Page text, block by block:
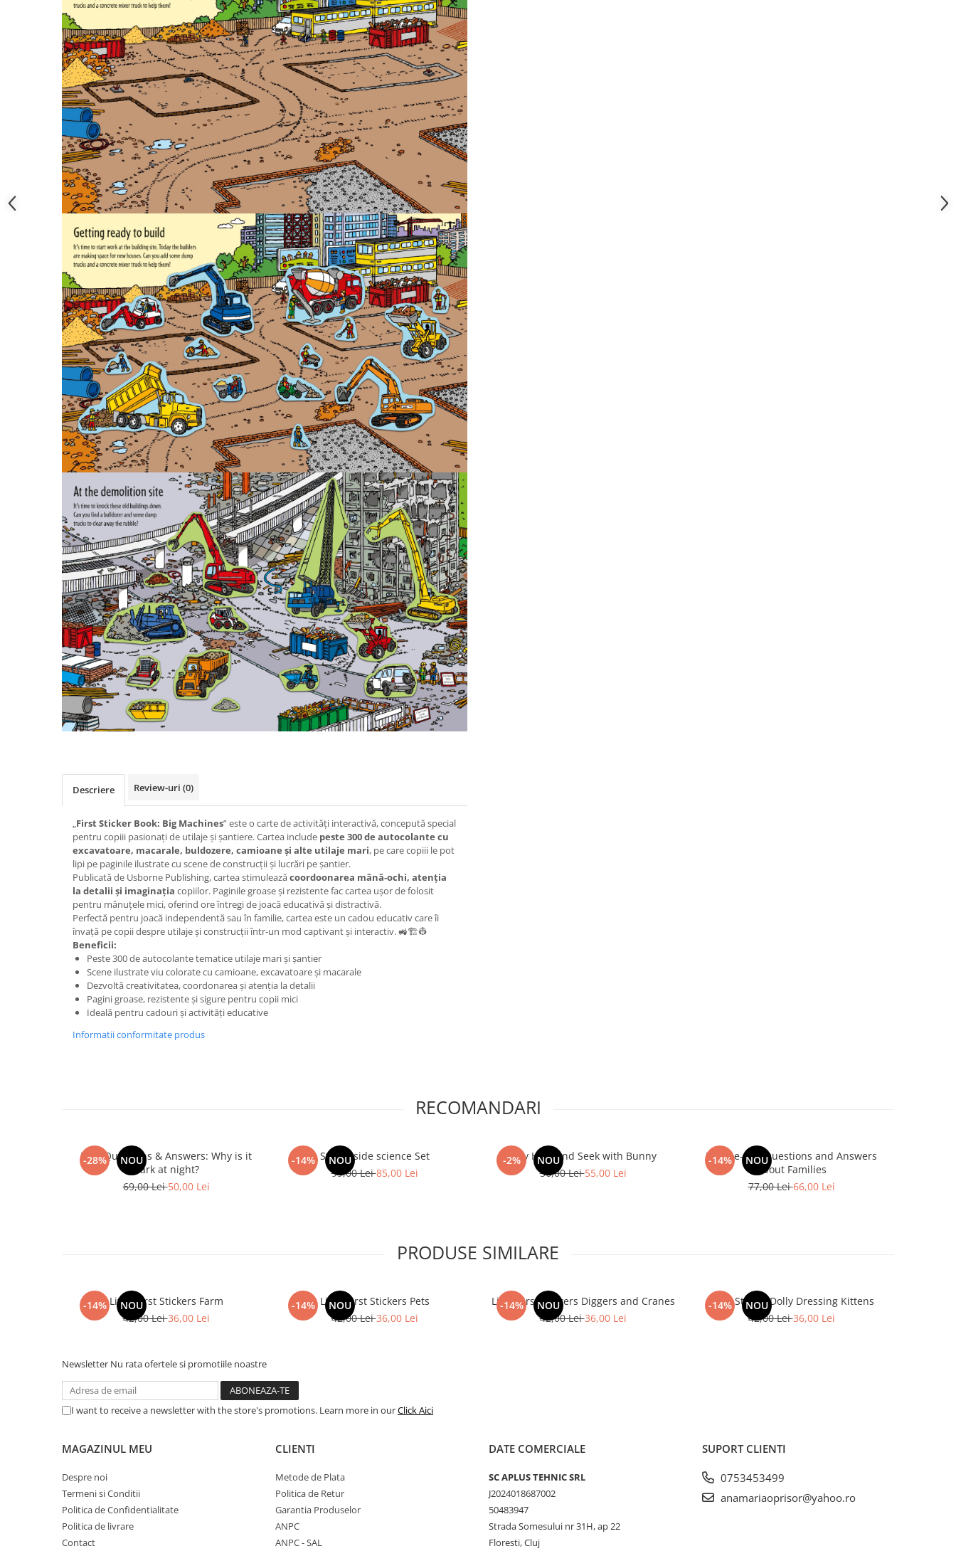
Descriere Review-uri (0)
„First Sticker Book: Big Machines” este o carte de activități interactivă, concepută special
pentru copiii pasionați de utilaje și șantiere. Cartea include peste 300 de autocolante cu
excavatoare, macarale, buldozere, camioane și alte utilaje mari, pe care copiii le pot
lipi pe paginile ilustrate cu scene de construcții și lucrări pe șantier.
Publicată de Usborne Publishing, cartea stimuleazăcoordoonarea mână‑ochi, atenția
la detalii și imaginația copiilor. Paginile groase și rezistente fac cartea ușor de folosit
pentru mânuțele mici, oferind ore întregi de joacă educativă și distractivă.
Perfectă pentru joacă independentă sau în familie, cartea este un cadou educativ care îi
învață pe copii despre utilaje și construcții într-un mod captivant și interactiv. 🚜🏗️👷
Beneficii:
Peste 300 de autocolante tematice utilaje mari și șantier
Scene ilustrate viu colorate cu camioane, excavatoare și macarale
Dezvoltă creativitatea, coordonarea și atenția la detalii
Pagini groase, rezistente și sigure pentru copii mici
Ideală pentru cadouri și activități educative
Informatii conformitate produs
RECOMANDARI
-28% NOU
First Questions & Answers: Why is it
dark at night?
69,00 Lei50,00 Lei
-14% NOU
Step inside science Set
99,00 Lei85,00 Lei
-2% NOU
Play Hide and Seek with Bunny
56,00 Lei55,00 Lei
-14% NOU
Lift-the-flap Questions and Answers
about Families
77,00 Lei66,00 Lei
PRODUSE SIMILARE
-14% NOU
Little First Stickers Farm
42,00 Lei36,00 Lei
-14% NOU
Little First Stickers Pets
42,00 Lei36,00 Lei
-14% NOU
Little First Stickers Diggers and Cranes
42,00 Lei36,00 Lei
-14% NOU
Little Sticker Dolly Dressing Kittens
42,00 Lei36,00 Lei
Newsletter Nu rata ofertele si promotiile noastre
I want to receive a newsletter with the store's promotions. Learn more in ourClick Aici
MAGAZINUL MEU
Despre noi
Termeni si Conditii
Politica de Confidentialitate
Politica de livrare
Contact
CLIENTI
Metode de Plata
Politica de Retur
Garantia Produselor
ANPC
ANPC - SAL
DATE COMERCIALE
SC APLUS TEHNIC SRL
J2024018687002
50483947
Strada Somesului nr 31H, ap 22
Floresti, Cluj
SUPORT CLIENTI
0753453499
anamariaoprisor@yahoo.ro